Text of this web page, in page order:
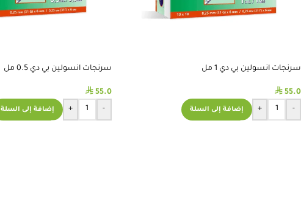
سرنجات انسولين بي دي 1 مل
⃁ 55.0
-
+ إضافة إلى السلة
سرنجات انسولين بي دي 0.5 مل
⃁55.0
-
+ إضافة إلى السلة